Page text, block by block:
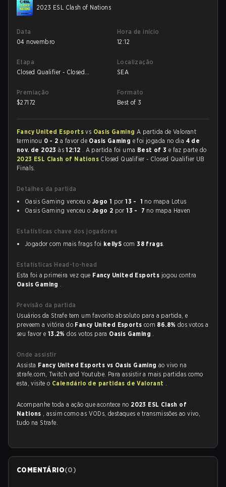
2023 ESL Clash of Nations
Data
04 novembro
Hora de início
12:12
Etapa
Closed Qualifier - Closed
Localização
SEA
Premiação
$27172
Formato
Best of 3
Fancy United Esportsvs Oasis Gaming A partida de Valorant
terminou 0 - 2 a favor de Oasis Gaming e foi jogada no dia 4 de
nov. de 2023às12:12 . A partida foi uma Best of 3 e faz parte do
2023 ESL Clash of Nations Closed Qualifier - Closed Qualifier UB
Finals.
Detalhes da partida
Oasis Gaming venceu o Jogo 1 por13 - 1 no mapa Lotus
Oasis Gaming venceu o Jogo 2 por13 - 7 no mapa Haven
Estatísticas chave dos jogadores
Jogador com mais frags foi kellyS com38 frags.
Estatísticas Head-to-head
Esta foi a primeira vez que Fancy United Esports jogou contra
Oasis Gaming .
Previsão da partida
Usuários da Strafe tem um favorito absoluto para a partida, e
preveem a vitória do Fancy United Esports com 86.8% dos votos a
seu favor e 13.2%dos votos para Oasis Gaming .
Onde assistir
Assista Fancy United Esports vs Oasis Gamingao vivo na
strafe.com, Twitch and Youtube. Para assistir a mais partidas como
esta, visite o Calendário de partidas de Valorant .
Acompanhe toda a ação que acontece no 2023 ESL Clash of
Nations , assim como as VODs, destaques e transmissões ao vivo,
tudo na Strafe.
COMENTÁRIO(0)